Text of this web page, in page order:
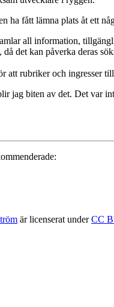
ha fått lämna plats åt ett
all information,
, då det kan påverka deras
att rubriker och ingresser
jag biten av det. Det var
är licenserat underCC